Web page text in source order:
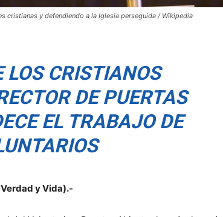
cristianas y defendiendo a la Iglesia perseguida / Wikipedia
LOS CRISTIANOS
DE PUERTAS
EL TRABAJO DE
y Vida).-